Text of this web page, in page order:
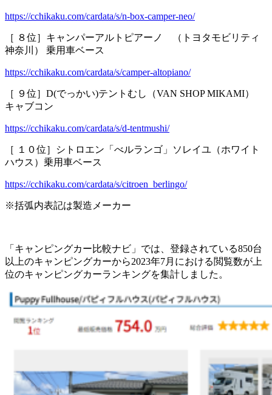
https://cchikaku.com/cardata/s/n-box-camper-neo/
［ ８位］キャンパーアルトピアーノ （トヨタモビリティ
神奈川） 乗用車ベース
https://cchikaku.com/cardata/s/camper-altopiano/
［ ９位］D(でっかい)テントむし（VAN SHOP MIKAMI）
キャブコン
https://cchikaku.com/cardata/s/d-tentmushi/
［ １０位］シトロエン「べルランゴ」ソレイユ（ホワイト
ハウス）乗用車ベース
https://cchikaku.com/cardata/s/citroen_berlingo/
※括弧内表記は製造メーカー
「キャンピングカー比較ナビ」では、登録されている850台
以上のキャンピングカーから2023年7月における閲覧数が上
位のキャンピングカーランキングを集計しました。